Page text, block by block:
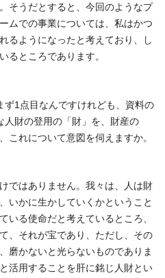
そうだとすると、今回のようなプ
ムでの事業については、私はかつ
るようになったと考えており、し
るところであります。
1点目なんですけれども、資料の
人財の登用の「財」を、財産の
これについて意図を伺えますか。
ではありません。我々は、人は財
いかに生かしていくかということ
いる使命だと考えているところ、
、それが宝であり、ただし、その
磨かないと光らないものでありま
活用することを肝に銘じ人財とい